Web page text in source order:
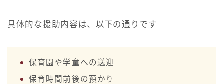
具体的な援助内容は、以下の通りです
保育園や学童への送迎
保育時間前後の預かり